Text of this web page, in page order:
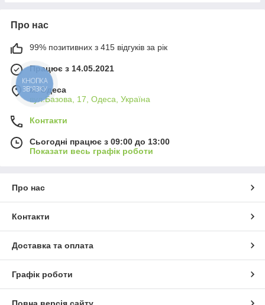
Про нас
99% позитивних з 415 відгуків за рік
Працює з 14.05.2021
м. Одеса
вул.Базова, 17, Одеса, Україна
Контакти
Сьогодні працює з 09:00 до 13:00
Показати весь графік роботи
Про нас
Контакти
Доставка та оплата
Графік роботи
КНОПКА
ЗВ'ЯЗКУ